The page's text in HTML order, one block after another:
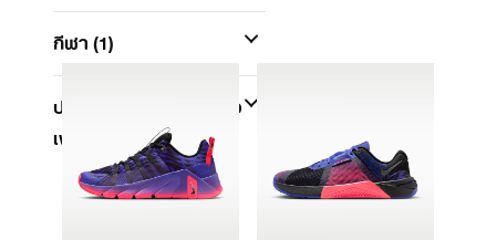
กีฬา(1)
ประเภทอุปกรณ์เกาะเกี่ยว
เพื่อยึดหรือติด